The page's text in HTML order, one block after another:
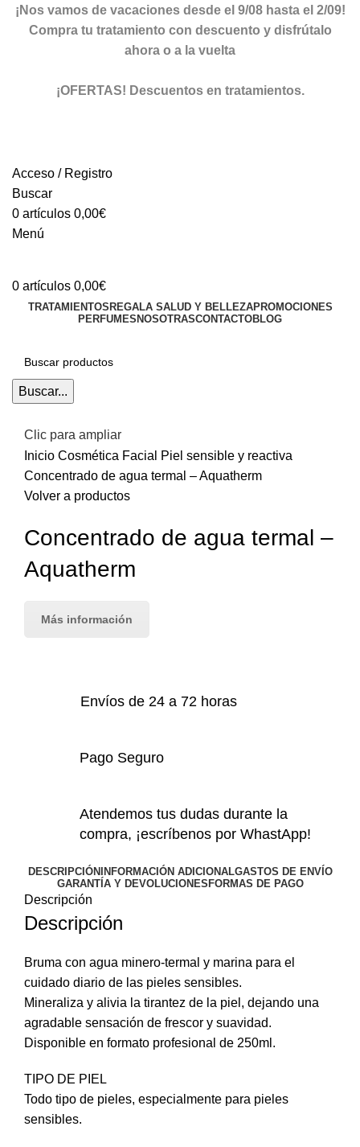
¡Nos vamos de vacaciones desde el 9/08 hasta el 2/09!
Compra tu tratamiento con descuento y disfrútalo
ahora o a la vuelta
¡OFERTAS! Descuentos en tratamientos.
Acceso / Registro
Buscar
0 artículos 0,00€
Menú
0 artículos 0,00€
TRATAMIENTOSREGALA SALUD Y BELLEZAPROMOCIONES
PERFUMESNOSOTRASCONTACTOBLOG
Buscar...
Clic para ampliar
Inicio Cosmética Facial
Piel sensible y reactiva
Concentrado de agua termal – Aquatherm
Volver a productos
Concentrado de agua termal –
Aquatherm
Más información
Envíos de 24 a 72 horas
Pago Seguro
Atendemos tus dudas durante la
compra, ¡escríbenos por WhastApp!
DESCRIPCIÓNINFORMACIÓN ADICIONALGASTOS DE ENVÍO
GARANTÍA Y DEVOLUCIONESFORMAS DE PAGO
Descripción
Descripción
Bruma con agua minero-termal y marina para el
cuidado diario de las pieles sensibles.
Mineraliza y alivia la tirantez de la piel, dejando una
agradable sensación de frescor y suavidad.
Disponible en formato profesional de 250ml.
TIPO DE PIEL
Todo tipo de pieles, especialmente para pieles
sensibles.